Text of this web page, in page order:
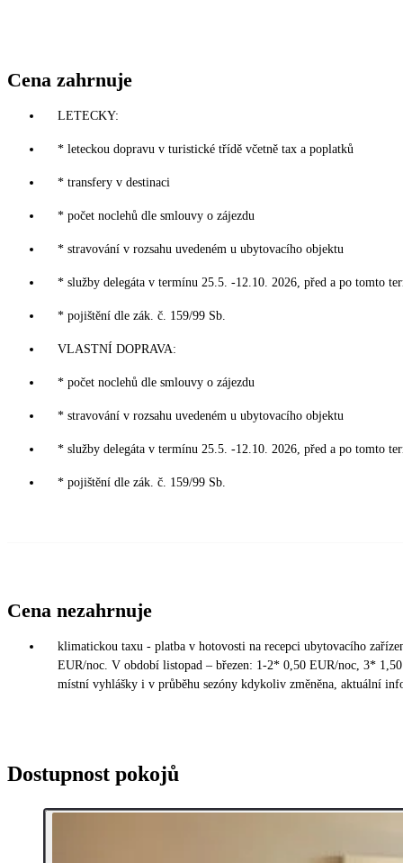
Cena zahrnuje
LETECKY:
* leteckou dopravu v turistické třídě včetně tax a poplatků
* transfery v destinaci
* počet noclehů dle smlouvy o zájezdu
* stravování v rozsahu uvedeném u ubytovacího objektu
* služby delegáta v termínu 25.5. -12.10. 2026, před a po tomto
* pojištění dle zák. č. 159/99 Sb.
VLASTNÍ DOPRAVA:
* počet noclehů dle smlouvy o zájezdu
* stravování v rozsahu uvedeném u ubytovacího objektu
* služby delegáta v termínu 25.5. -12.10. 2026, před a po tomto
* pojištění dle zák. č. 159/99 Sb.
Cena nezahrnuje
klimatickou taxu - platba v hotovosti na recepci ubytovacího
EUR/noc. V období listopad – březen: 1-2* 0,50 EUR/noc, 3*
místní vyhlášky i v průběhu sezóny kdykoliv změněna, aktuální
Dostupnost pokojů